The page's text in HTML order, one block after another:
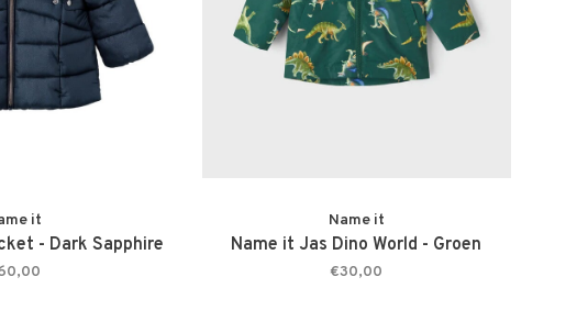
it
- Dark Sapphire
Name it
Name it Jas Dino World - Groen
€30,00